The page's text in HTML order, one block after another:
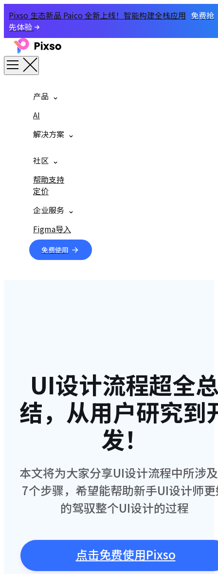
Pixso 生态新品 Paico 全新上线！智能构建全栈应用 免费抢
先体验
产品
AI
解决方案
社区
帮助支持
定价
企业服务
Figma导入
免费使用
UI设计流程超全
结，从用户研究到
发！
本文将为大家分享UI设计流程中所涉
7个步骤，希望能帮助新手UI设计师
的驾驭整个UI设计的过程
点击免费使用Pixso